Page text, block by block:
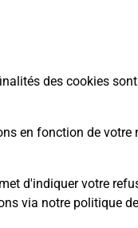
des cookies
en fonction de votre
d'indiquer votre
via notre politique